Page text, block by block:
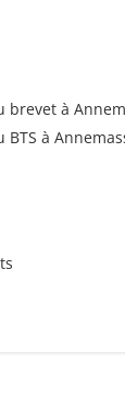
brevet à
BTS à